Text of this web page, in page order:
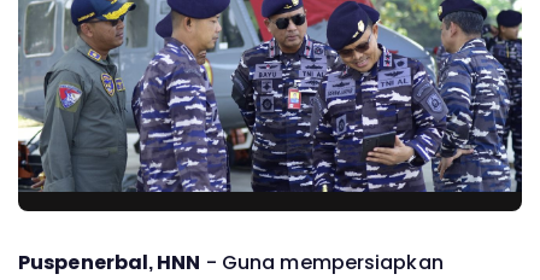
Puspenerbal, HNN - Guna mempersiapkan